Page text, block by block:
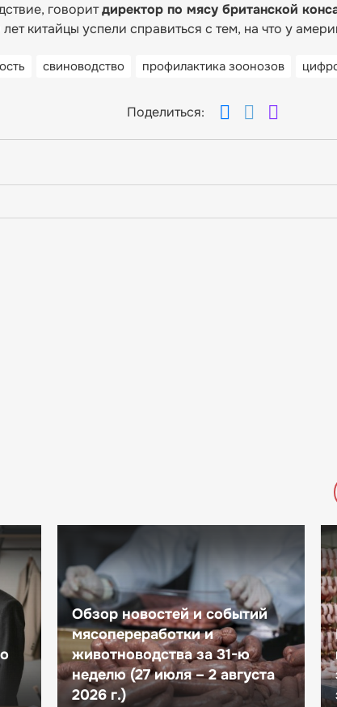
говоритдиректор по мясу британской
лет китайцы успели справиться с тем, на что у
свиноводство профилактика зоонозов
Поделиться:
Обзор новостей и событий
мясопереработки и
животноводства за 31-ю
неделю (27 июля – 2 августа
2026 г.)